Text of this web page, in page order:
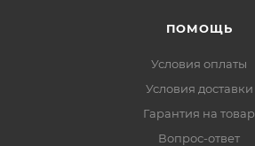
ПОМОЩЬ
Условия оплаты
Условия доставки
Гарантия на товар
Вопрос-ответ